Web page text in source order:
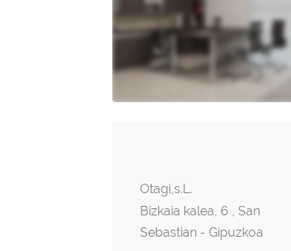
Otagi,s.L.
Bizkaia kalea, 6 , San
Sebastian - Gipuzkoa